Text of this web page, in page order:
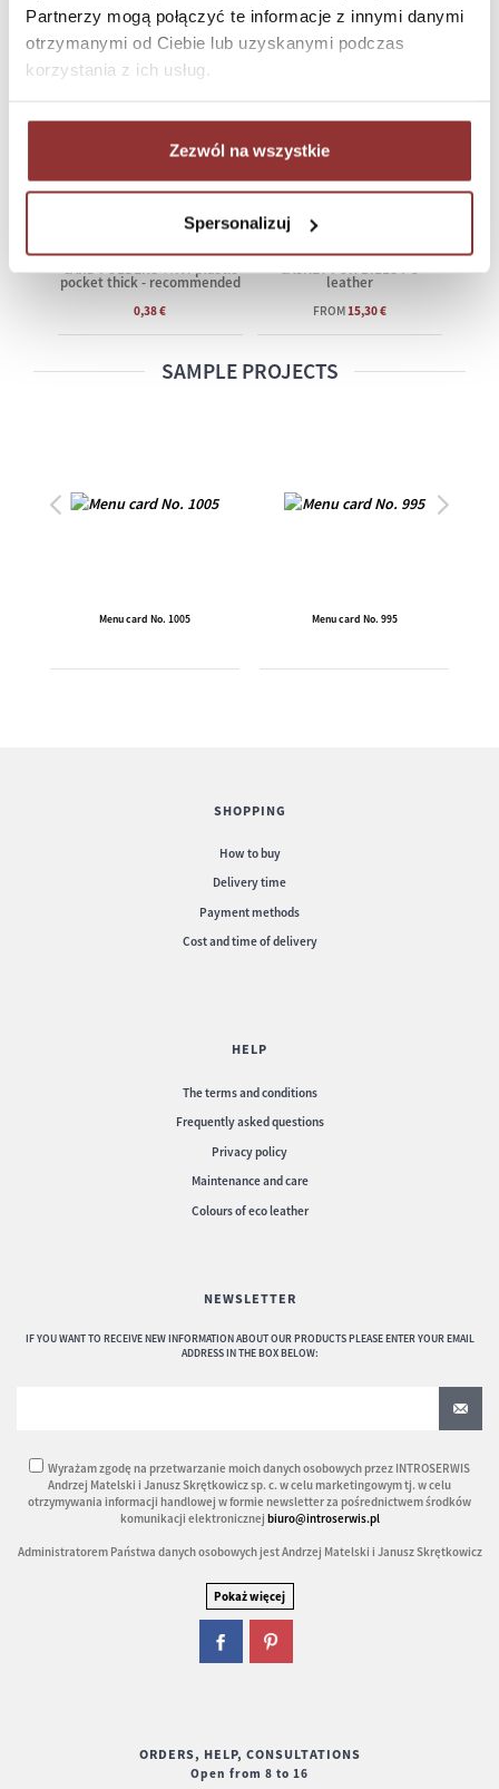
Partnerzy mogą połączyć te informacje z innymi danymi
otrzymanymi od Ciebie lub uzyskanymi podczas
korzystania z ich usług.
Zezwól na wszystkie
Spersonalizuj
CARD FOLDERS ¾ A4 plastic
pocket thick - recommended
0,38 €
CASKET FOR BILLS PU
leather
FROM15,30 €
SAMPLE PROJECTS
Menu card No. 1005 Menu card No. 995
Partner with brown logo
SHOPPING
How to buy
Delivery time
Payment methods
Cost and time of delivery
HELP
The terms and conditions
Frequently asked questions
Privacy policy
Maintenance and care
Colours of eco leather
NEWSLETTER
IF YOU WANT TO RECEIVE NEW INFORMATION ABOUT OUR PRODUCTS PLEASE ENTER YOUR EMAIL
ADDRESS IN THE BOX BELOW:
Wyrażam zgodę na przetwarzanie moich danych osobowych przez INTROSERWIS
Andrzej Matelski i Janusz Skrętkowicz sp. c. w celu marketingowym tj. w celu
otrzymywania informacji handlowej w formie newsletter za pośrednictwem środków
komunikacji elektronicznej biuro@introserwis.pl
Administratorem Państwa danych osobowych jest Andrzej Matelski i Janusz Skrętkowicz
ORDERS, HELP, CONSULTATIONS
Open from 8 to 16